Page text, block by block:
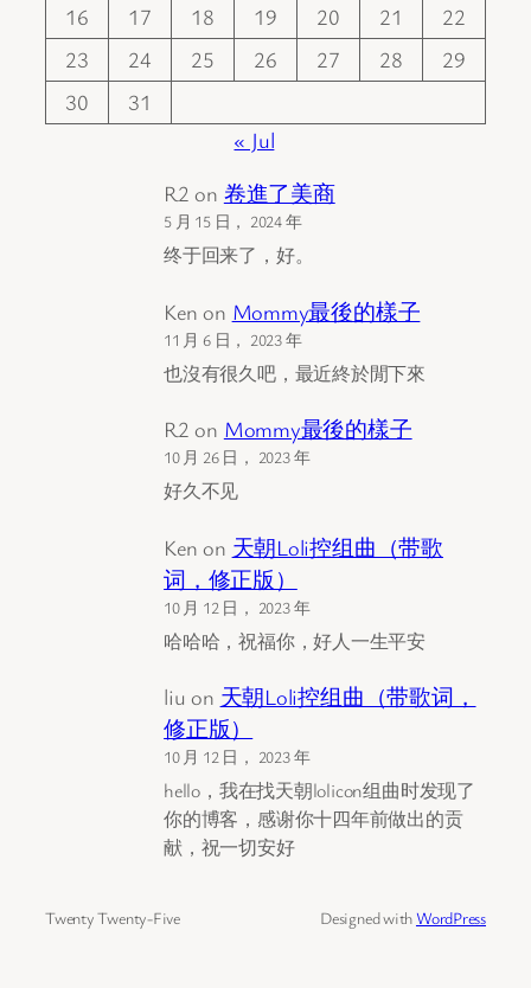
16
17 18 19 20 21
22
23
24 25 26 27 28
29
30
31
« Jul
R2 on 卷進了美商
5 月 15 日， 2024 年
终于回来了，好。
Ken on Mommy最後的樣子
11 月 6 日， 2023 年
也沒有很久吧，最近終於閒下來
R2 on Mommy最後的樣子
10 月 26 日， 2023 年
好久不见
Ken on 天朝Loli控组曲（带歌
词，修正版）
10 月 12 日， 2023 年
哈哈哈，祝福你，好人一生平安
liu on 天朝Loli控组曲（带歌词，
修正版）
10 月 12 日， 2023 年
hello，我在找天朝lolicon组曲时发现了
你的博客，感谢你十四年前做出的贡
献，祝一切安好
Twenty Twenty-Five Designed withWordPress